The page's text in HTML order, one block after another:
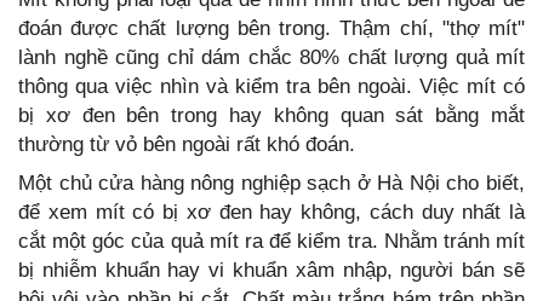
đoán được chất lượng bên trong. Thậm chí, "thợ mít"
lành nghề cũng chỉ dám chắc 80% chất lượng quả mít
thông qua việc nhìn và kiểm tra bên ngoài. Việc mít có
bị xơ đen bên trong hay không quan sát bằng mắt
thường từ vỏ bên ngoài rất khó đoán.
Một chủ cửa hàng nông nghiệp sạch ở Hà Nội cho biết,
để xem mít có bị xơ đen hay không, cách duy nhất là
cắt một góc của quả mít ra để kiểm tra. Nhằm tránh mít
bị nhiễm khuẩn hay vi khuẩn xâm nhập, người bán sẽ